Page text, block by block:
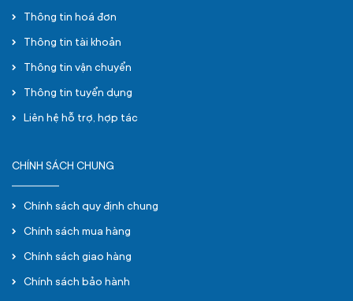
Thông tin hoá đơn
Thông tin tài khoản
Thông tin vận chuyển
Thông tin tuyển dụng
Liên hệ hỗ trợ, hợp tác
CHÍNH SÁCH CHUNG
Chính sách quy định chung
Chính sách mua hàng
Chính sách giao hàng
Chính sách bảo hành